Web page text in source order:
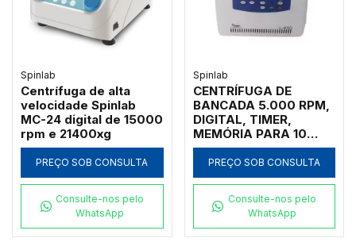
MICROPLACAS 48
POÇOS - MODELO
POÇOS - MODELO TH-
Spinlab
Centrífuga de alta
velocidade Spinlab
MC-24 digital de 15000
rpm e 21400xg
PREÇO SOB CONSULTA
Consulte-nos pelo
WhatsApp
Spinlab
CENTRÍFUGA DE
BANCADA 5.000 RPM,
DIGITAL, TIMER,
MEMÓRIA PARA 10
PROGRAMAS,
OPCIONALMENTE
PODERÁ VIR EQUIPADA
ÂNGULO FIXO COM
TAMPA, COM
CAPACIDADE PARA 12
PREÇO SOB CONSULTA
Consulte-nos pelo
WhatsApp